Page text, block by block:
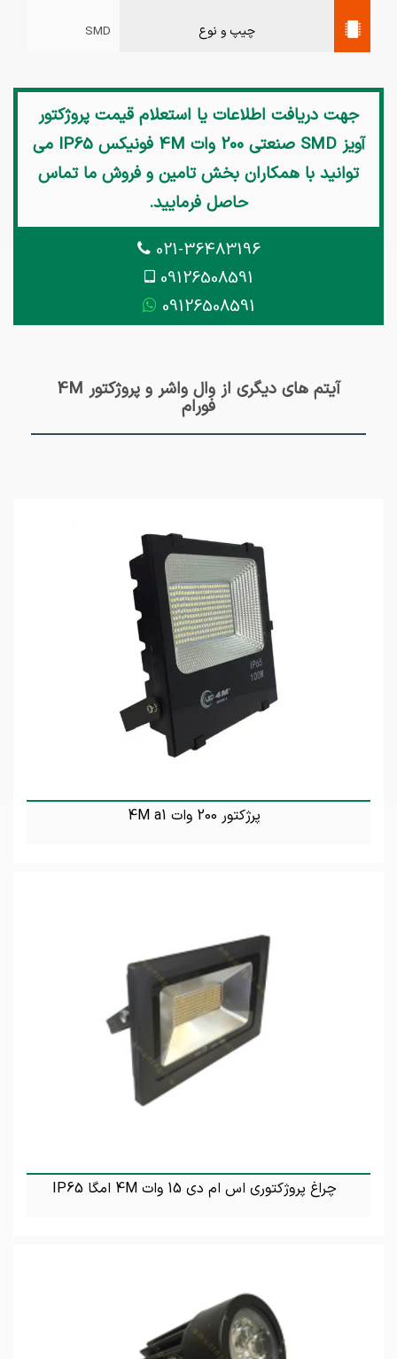
چیپ و نوع SMD
جهت دریافت اطلاعات یا استعلام قیمت پروژکتور
آویز SMD صنعتی 200 وات 4M فونیکس IP65
می
توانید با همکاران بخش تامین و فروش ما تماس
حاصل فرمایید.
021-36483196
09126508591
09126508591
آیتم های دیگری از وال واشر و پروژکتور 4M
فورام
پرژکتور 200 وات 4M a1
چراغ پروژکتوری اس ام دی 15 وات 4M امگا IP65